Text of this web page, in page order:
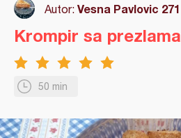
Autor: Vesna Pavlovic 271
50 min
Krompir sa prezlama